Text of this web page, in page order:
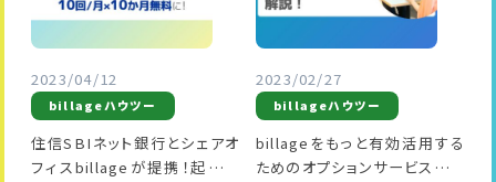
2023/04/12
billageハウツー
住信SBIネット銀行とシェアオ
フィスbillageが提携！起業家
2023/02/27
billageハウツー
billageをもっと有効活用する
ためのオプションサービスを解